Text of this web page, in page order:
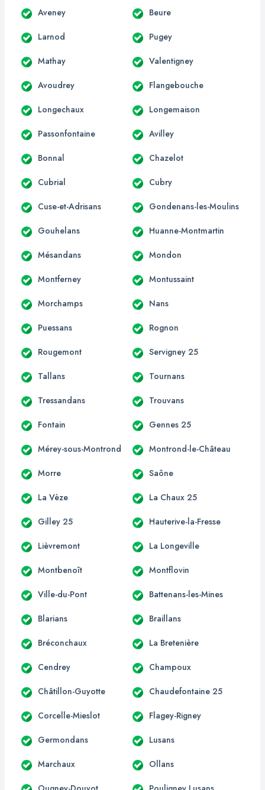
Aveney Beure
Larnod Pugey
Mathay Valentigney
Avoudrey Flangebouche
Longechaux Longemaison
Passonfontaine Avilley
Bonnal Chazelot
Cubrial Cubry
Cuse-et-Adrisans Gondenans-les-Moulins
Gouhelans Huanne-Montmartin
Mésandans Mondon
Montferney Montussaint
Morchamps Nans
Puessans Rognon
Rougemont Servigney 25
Tallans Tournans
Tressandans Trouvans
Fontain Gennes 25
Mérey-sous-Montrond Montrond-le-Château
Morre Saône
La Vèze La Chaux 25
Gilley 25 Hauterive-la-Fresse
Lièvremont La Longeville
Montbenoît Montflovin
Ville-du-Pont Battenans-les-Mines
Blarians Braillans
Bréconchaux La Bretenière
Cendrey Champoux
Châtillon-Guyotte Chaudefontaine 25
Corcelle-Mieslot Flagey-Rigney
Germondans Lusans
Marchaux Ollans